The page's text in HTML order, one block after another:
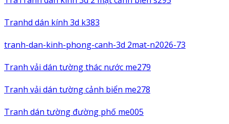
Tranhd dán kính 3d k383
tranh-dan-kinh-phong-canh-3d 2mat-n2026-73
Tranh vải dán tường thác nước me279
Tranh vải dán tường cảnh biển me278
Tranh dán tường đường phố me005